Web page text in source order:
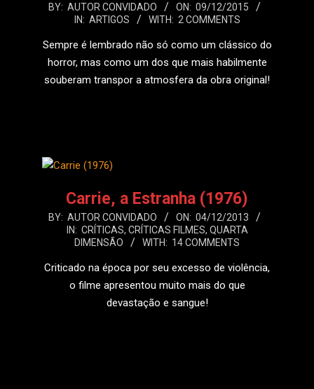
2015-
09
BY: AUTOR CONVIDADO ON: 09/12/2015
IN: ARTIGOS WITH: 2 COMMENTS
Sempre é lembrado não só como um clássico do
horror, mas como um dos que mais habilmente
souberam transpor a atmosfera da obra original!
Carrie, a Estranha (1976)
2013-
BY: AUTOR CONVIDADO ON: 04/12/2013
IN: CRÍTICAS, CRÍTICAS FILMES, QUARTA
DIMENSÃO
WITH: 14 COMMENTS
Criticado na época por seu excesso de violência,
o filme apresentou muito mais do que
devastação e sangue!